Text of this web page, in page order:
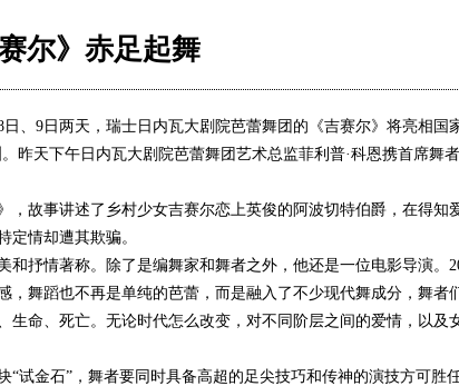
尔》赤足起舞
9日两天，瑞士日内瓦大剧院芭蕾舞团的《吉赛尔》将亮相国
昨天下午日内瓦大剧院芭蕾舞团艺术总监菲利普·科恩携首席舞
事讲述了乡村少女吉赛尔恋上英俊的阿波切特伯爵，在得知
定情却遭其欺骗。
情著称。除了是编舞家和舞者之外，他还是一位电影导演。
舞蹈也不再是单纯的芭蕾，而是融入了不少现代舞成分，舞
命、死亡。无论时代怎么改变，对不同阶层之间的爱情，以及
金石”，舞者要同时具备高超的足尖技巧和传神的演技方可胜